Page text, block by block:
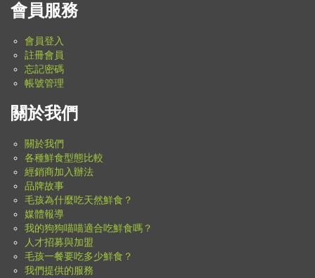
會員服務
會員登入
註冊會員
忘記密碼
帳號管理
關於我們
關於我們
各種鮮食型態比較
經銷商加入辦法
品牌故事
毛孩為什麼吃天然鮮食？
媒體報導
我的狗狗喵喵適合吃鮮食嗎？
人才招募與加盟
毛孩一餐要吃多少鮮食？
我們提供的服務